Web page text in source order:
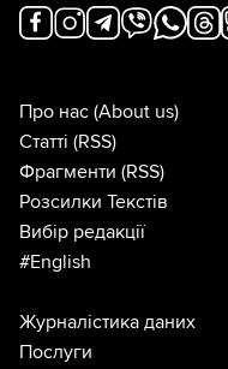
Про нас (About us)
Статті (RSS)
Фрагменти (RSS)
Розсилки Текстів
Вибір редакції
#English
Журналістика даних
Послуги